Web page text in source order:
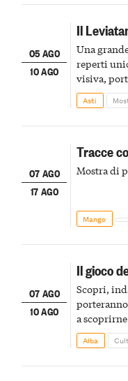
05 AGO
10 AGO
Il
Una
reperti
visiva,
della
Asti
07 AGO
17 AGO
Tracce
Mostra di
Mango
07 AGO
10 AGO
Il gioco
Scopri,
a
Alba